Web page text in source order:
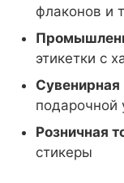
флаконов и
этикетки с
Сувенирная
подарочной
Розничная
стикеры